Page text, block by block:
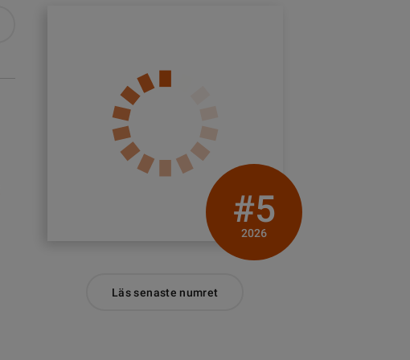
#5
2026
Läs senaste numret